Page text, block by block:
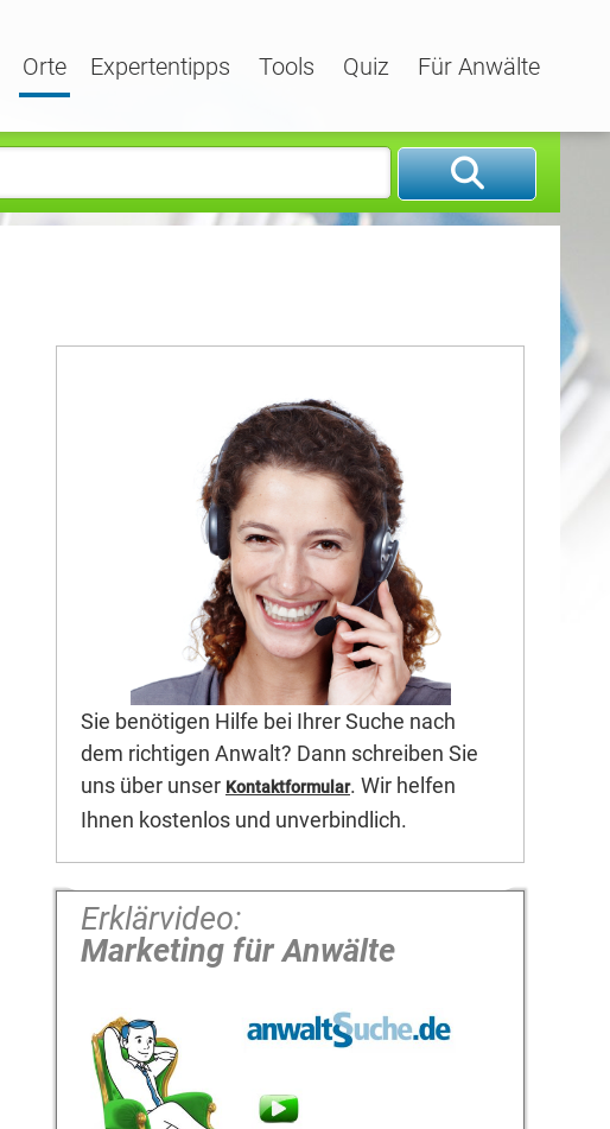
Orte Expertentipps Tools Quiz Für Anwälte
Sie benötigen Hilfe bei Ihrer Suche nach
dem richtigen Anwalt? Dann schreiben Sie
uns über unser Kontaktformular. Wir helfen
Ihnen kostenlos und unverbindlich.
Erklärvideo:
Marketing für Anwälte